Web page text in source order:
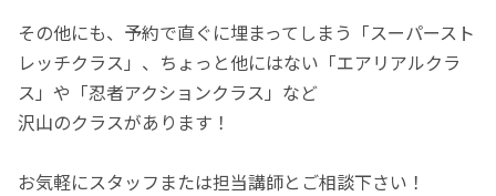
その他にも、予約で直ぐに埋まってしまう「スーパースト
レッチクラス」、ちょっと他にはない「エアリアルクラ
ス」や「忍者アクションクラス」など
沢山のクラスがあります！
お気軽にスタッフまたは担当講師とご相談下さい！